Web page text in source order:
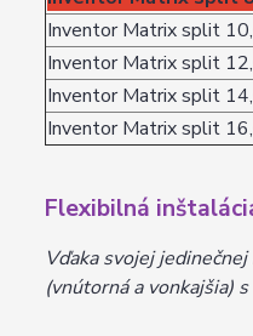
Inventor Matrix split
Inventor Matrix split
Inventor Matrix split
Inventor Matrix split
Flexibilná
Vďaka svojej
(vnútorná a vonkajšia)